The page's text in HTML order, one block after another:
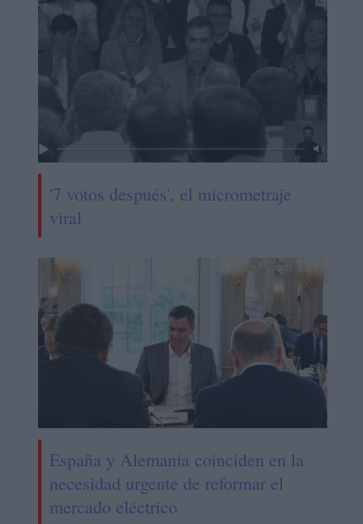
'7 votos después', el micrometraje
viral
España y Alemania coinciden en la
necesidad urgente de reformar el
mercado eléctrico